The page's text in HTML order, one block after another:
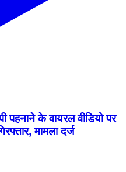
पहनाने के वायरल वीडियो पर
मामला दर्ज